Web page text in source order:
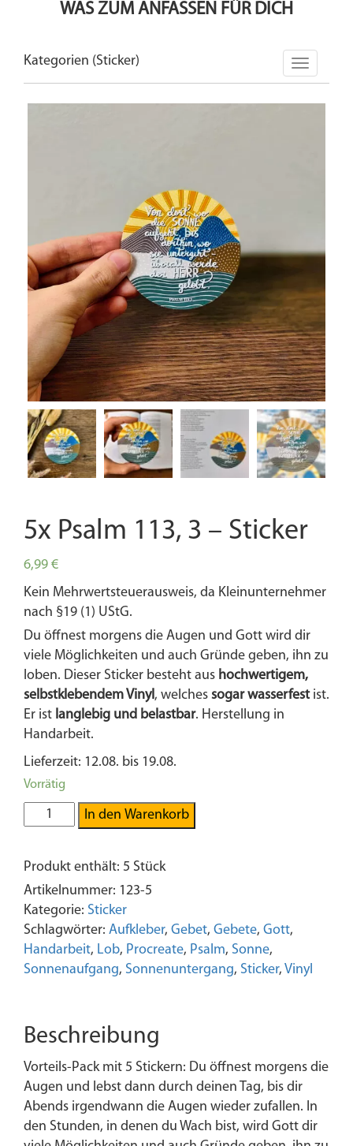
WAS ZUM ANFASSEN FÜR DICH
Kategorien (Sticker)
5x Psalm 113, 3 – Sticker
6,99 €
Kein Mehrwertsteuerausweis, da Kleinunternehmer
nach §19 (1) UStG.
Du öffnest morgens die Augen und Gott wird dir
viele Möglichkeiten und auch Gründe geben, ihn zu
loben. Dieser Sticker besteht aus hochwertigem,
selbstklebendem Vinyl, welches sogar wasserfest ist.
Er ist langlebig und belastbar. Herstellung in
Handarbeit.
Lieferzeit: 12.08. bis 19.08.
Vorrätig
Psalm
3
-
Sticker
Menge
In den Warenkorb
Produkt enthält: 5 Stück
Artikelnummer: 123-5
Kategorie: Sticker
Schlagwörter: Aufkleber, Gebet, Gebete, Gott,
Handarbeit, Lob, Procreate, Psalm, Sonne,
Sonnenaufgang, Sonnenuntergang, Sticker, Vinyl
Beschreibung
Vorteils-Pack mit 5 Stickern: Du öffnest morgens die
Augen und lebst dann durch deinen Tag, bis dir
Abends irgendwann die Augen wieder zufallen. In
den Stunden, in denen du Wach bist, wird Gott dir